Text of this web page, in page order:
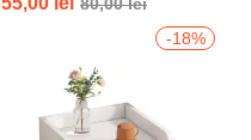
5.00din 5
-18%